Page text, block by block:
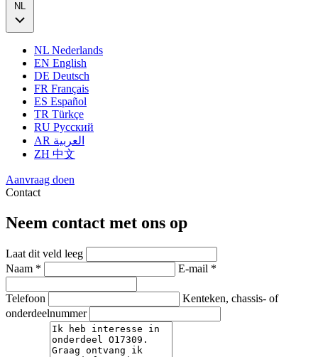
NL
NL Nederlands
EN English
DE Deutsch
FR Français
ES Español
TR Türkçe
RU Русский
AR العربية
ZH 中文
Aanvraag doen
Contact
Neem contact met ons op
Laat dit veld leeg
Naam *
E-mail *
Telefoon
Kenteken, chassis- of
onderdeelnummer